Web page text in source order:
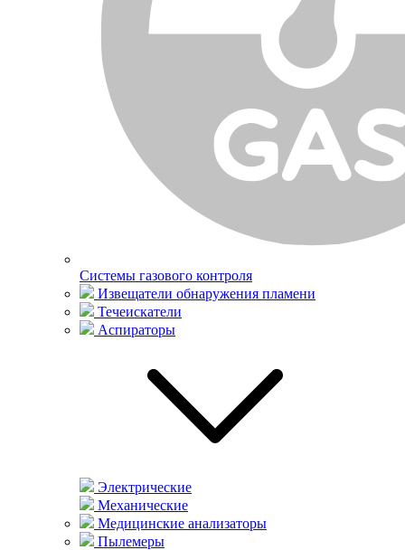
Системы газового контроля
Извещатели обнаружения пламени
Течеискатели
Аспираторы
Электрические
Механические
Медицинские анализаторы
Пылемеры